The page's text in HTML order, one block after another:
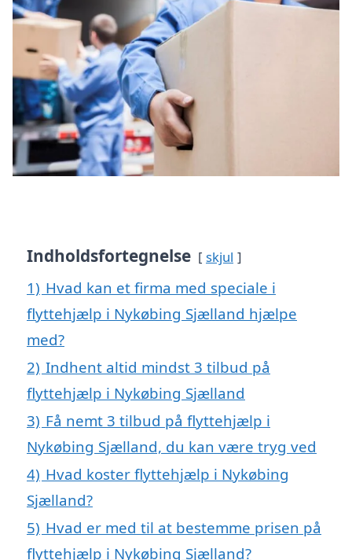
Indholdsfortegnelse skjul
1) Hvad kan et firma med speciale i
flyttehjælp i Nykøbing Sjælland hjælpe
med?
2) Indhent altid mindst 3 tilbud på
flyttehjælp i Nykøbing Sjælland
3) Få nemt 3 tilbud på flyttehjælp i
Nykøbing Sjælland, du kan være tryg ved
4) Hvad koster flyttehjælp i Nykøbing
Sjælland?
5) Hvad er med til at bestemme prisen på
flyttehjælp i Nykøbing Sjælland?